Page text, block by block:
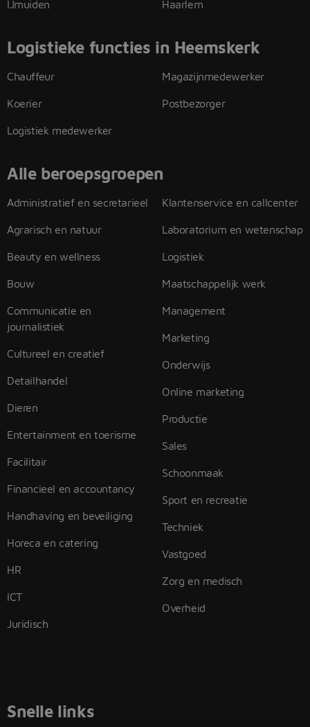
IJmuiden Haarlem
Logistieke functies in Heemskerk
Chauffeur
Koerier
Logistiek medewerker
Magazijnmedewerker
Postbezorger
Alle beroepsgroepen
Administratief en secretarieel
Agrarisch en natuur
Beauty en wellness
Bouw
Communicatie en
journalistiek
Cultureel en creatief
Detailhandel
Dieren
Entertainment en toerisme
Facilitair
Financieel en accountancy
Handhaving en beveiliging
Horeca en catering
HR
ICT
Juridisch
Klantenservice en callcenter
Laboratorium en wetenschap
Logistiek
Maatschappelijk werk
Management
Marketing
Onderwijs
Online marketing
Productie
Sales
Schoonmaak
Sport en recreatie
Techniek
Vastgoed
Zorg en medisch
Overheid
Snelle links